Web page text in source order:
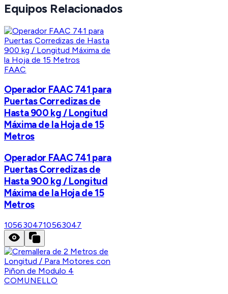
Equipos Relacionados
FAAC
Operador FAAC 741 para
Puertas Corredizas de
Hasta 900 kg / Longitud
Máxima de la Hoja de 15
Metros
Operador FAAC 741 para
Puertas Corredizas de
Hasta 900 kg / Longitud
Máxima de la Hoja de 15
Metros
1056304710563047
COMUNELLO